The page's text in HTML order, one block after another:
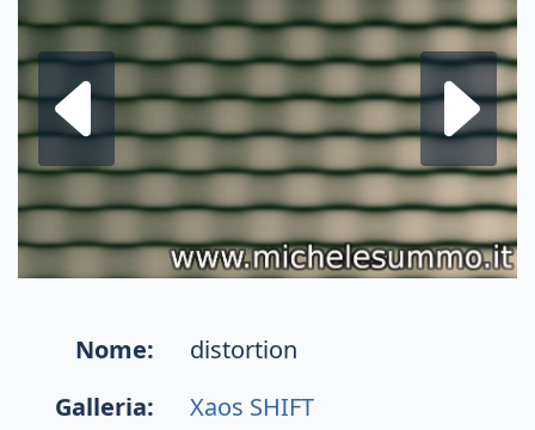
Frattale
Nome:
distortion
Galleria:
Xaos SHIFT